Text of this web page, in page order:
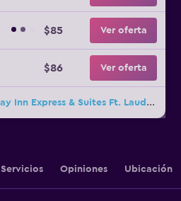
$85 Ver oferta
$86 Ver oferta
46 ofertas más de Holiday Inn Express & Suites Ft. Lauderdale Airport/Cruise By IHG
Servicios Opiniones Ubicación